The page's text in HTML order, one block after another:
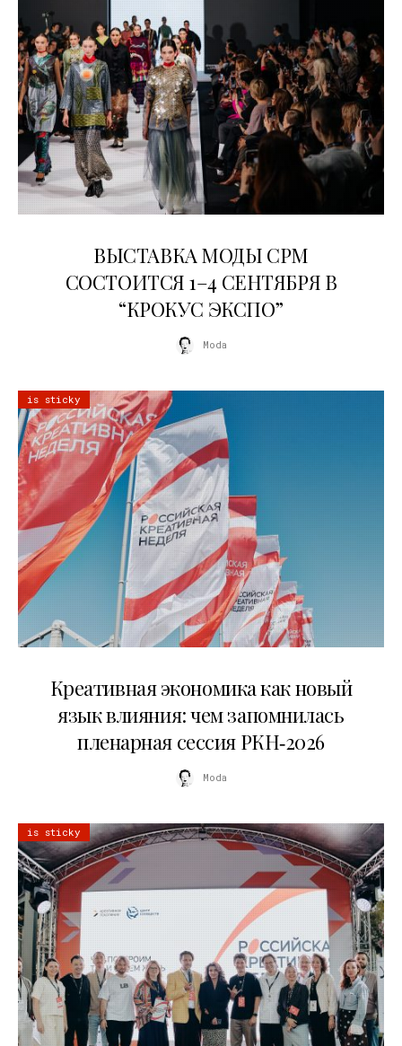
ВЫСТАВКА МОДЫ CPM
СОСТОИТСЯ 1–4 СЕНТЯБРЯ В
“КРОКУС ЭКСПО”
Moda
is sticky
Креативная экономика как новый
язык влияния: чем запомнилась
пленарная сессия РКН‑2026
Moda
is sticky